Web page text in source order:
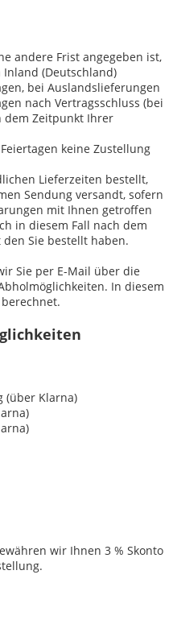
andere Frist angegeben ist,
(Deutschland)
bei Auslandslieferungen
nach Vertragsschluss (bei
dem Zeitpunkt Ihrer
keine Zustellung
Lieferzeiten bestellt,
Sendung versandt, sofern
mit Ihnen getroffen
in diesem Fall nach dem
Sie bestellt haben.
Sie per E-Mail über die
In diesem
(über Klarna)
wir Ihnen 3 % Skonto